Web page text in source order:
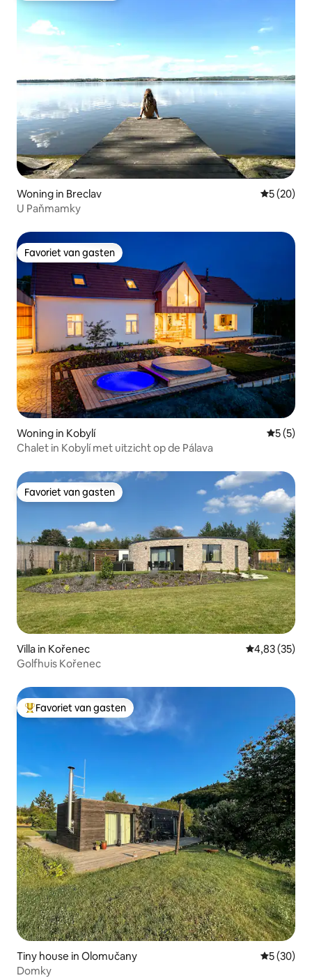
Woning in Breclav
5 (20)
U Paňmamky
Favoriet van gasten
Favoriet van gasten
Woning in Kobylí
5 (5)
Chalet in Kobylí met uitzicht op de Pálava
Favoriet van gasten
Favoriet van gasten
Villa in Kořenec Gemiddelde
4,83 (35)
Golfhuis Kořenec
Topfavoriet van gasten
Favoriet van gasten
Tiny house in Olomučany
5 (30)
Domky